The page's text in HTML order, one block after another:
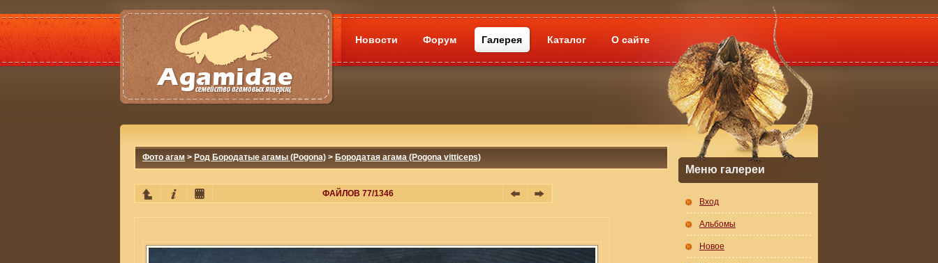
Новости Форум Галерея Каталог О сайте
Фото агам > Род Бородатые агамы (Pogona) > Бородатая агама (Pogona vitticeps)
ФАЙЛОВ 77/1346
Меню галереи
Вход
Альбомы
Новое